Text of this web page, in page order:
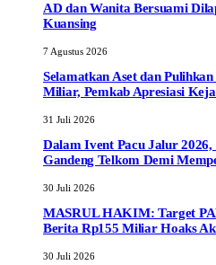
AD dan Wanita Bersuami
Kuansing
7 Agustus 2026
Selamatkan Aset dan
Miliar, Pemkab Apresiasi
31 Juli 2026
Dalam Ivent Pacu Jalur 2026,
Gandeng Telkom Demi
30 Juli 2026
MASRUL HAKIM: Target
Berita Rp155 Miliar Hoaks
30 Juli 2026